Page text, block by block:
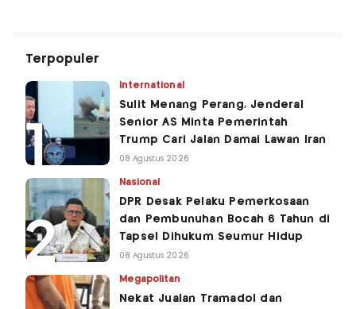
Terpopuler
International
Sulit Menang Perang, Jenderal
Senior AS Minta Pemerintah
Trump Cari Jalan Damai Lawan Iran
08 Agustus 2026
Nasional
DPR Desak Pelaku Pemerkosaan
dan Pembunuhan Bocah 6 Tahun di
Tapsel Dihukum Seumur Hidup
08 Agustus 2026
Megapolitan
Nekat Jualan Tramadol dan